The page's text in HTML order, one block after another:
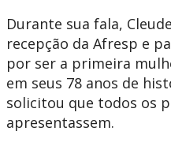
Durante sua fala,
recepção da Afresp e
por ser a primeira
em seus 78 anos de
solicitou que todos os
apresentassem.